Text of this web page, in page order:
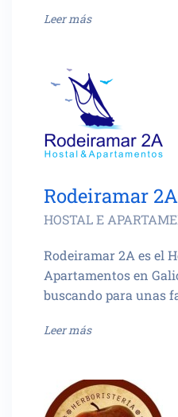
Leer más
Rodeiramar 2A
HOSTAL E
Rodeiramar 2A es el
Apartamentos en
buscando para unas
Leer más